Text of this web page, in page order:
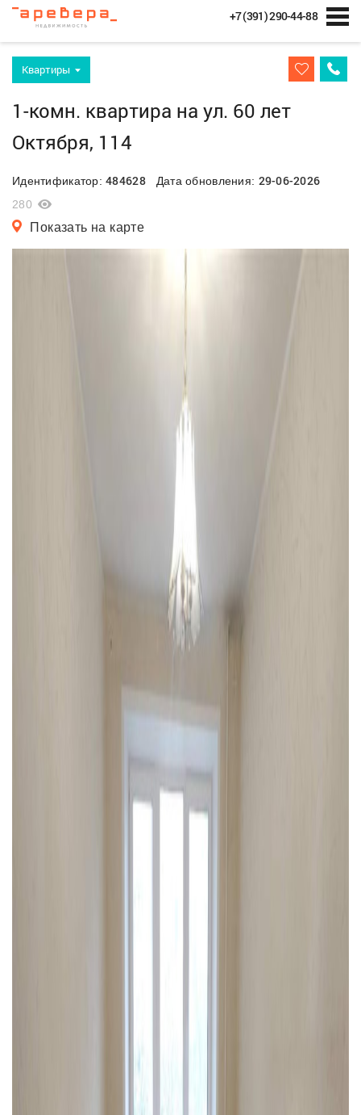
+7 (391) 290-44-88
Квартиры
1-комн. квартира на ул. 60 лет
Октября, 114
Идентификатор:484628Дата обновления: 29-06-2026
280
Показать на карте